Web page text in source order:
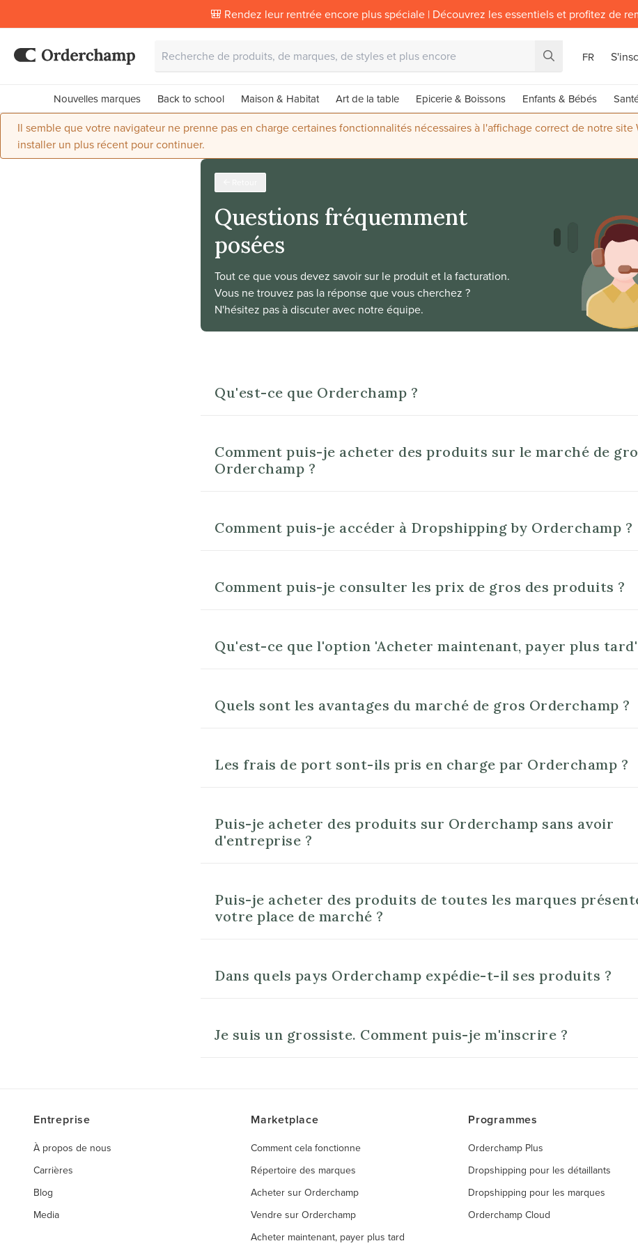
🎒 Rendez leur rentrée encore plus spéciale | Découvrez les essentiels et profitez de
FR
Nouvelles marques Back to school Maison & Habitat Art de la table Epicerie & Boissons Enfants & Bébés
Il semble que votre navigateur ne prenne pas en charge certaines fonctionnalités nécessaires à l'affichage correct de notre
installer un plus récent pour continuer.
Questions fréquemment
posées
Tout ce que vous devez savoir sur le produit et la facturation.
Vous ne trouvez pas la réponse que vous cherchez ?
N'hésitez pas à discuter avec notre équipe.
Qu'est-ce que Orderchamp ?
Comment puis-je acheter des produits sur le marché de
Orderchamp ?
Comment puis-je accéder à Dropshipping by Orderchamp ?
Comment puis-je consulter les prix de gros des produits ?
Qu'est-ce que l'option 'Acheter maintenant, payer plus tard'
Quels sont les avantages du marché de gros Orderchamp ?
Les frais de port sont-ils pris en charge par Orderchamp ?
Puis-je acheter des produits sur Orderchamp sans avoir
d'entreprise ?
Puis-je acheter des produits de toutes les marques
votre place de marché ?
Dans quels pays Orderchamp expédie-t-il ses produits ?
Je suis un grossiste. Comment puis-je m'inscrire ?
Entreprise
À propos de nous
Carrières
Blog
Media
Marketplace
Comment cela fonctionne
Répertoire des marques
Acheter sur Orderchamp
Vendre sur Orderchamp
Acheter maintenant, payer plus tard
Programmes
Orderchamp Plus
Dropshipping pour les détaillants
Dropshipping pour les marques
Orderchamp Cloud